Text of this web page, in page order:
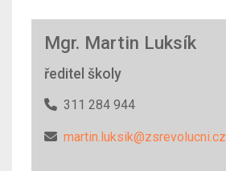
Mgr. Martin Luksík
ředitel školy
311 284 944
martin.luksik@zsrevolucni.cz